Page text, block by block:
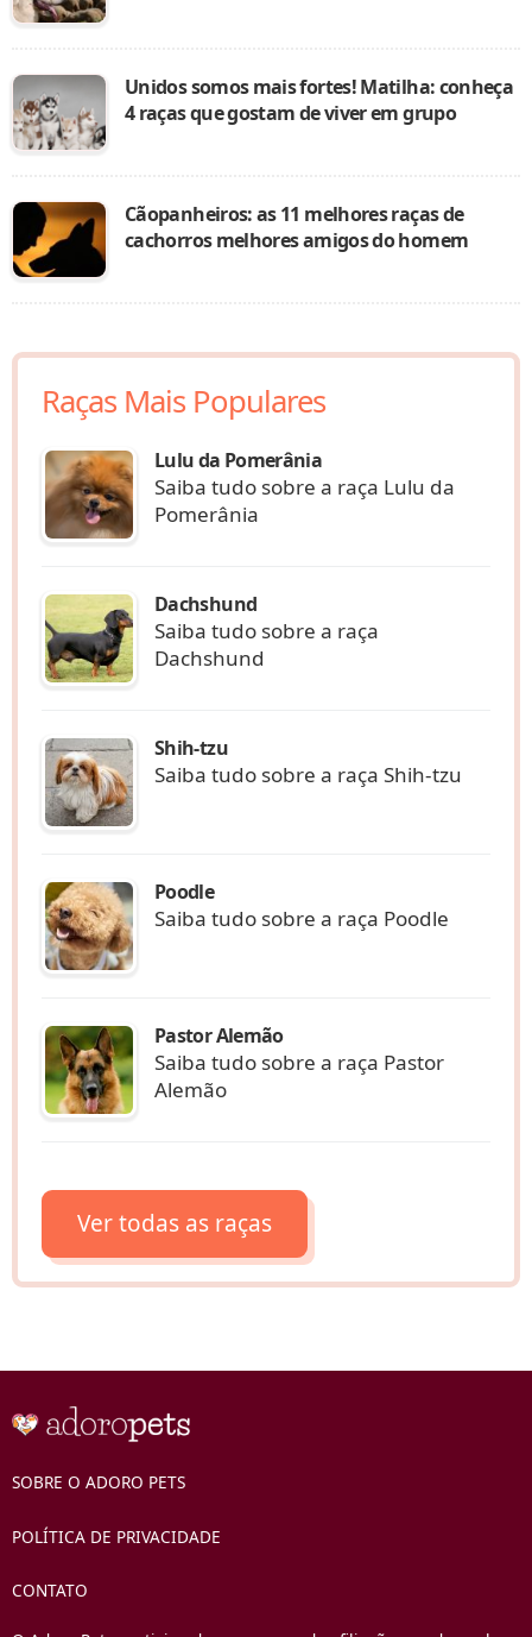
Unidos somos mais fortes! Matilha: conheça
4 raças que gostam de viver em grupo
Cãopanheiros: as 11 melhores raças de
cachorros melhores amigos do homem
Raças Mais Populares
Lulu da Pomerânia
Saiba tudo sobre a raça Lulu da
Pomerânia
Dachshund
Saiba tudo sobre a raça
Dachshund
Shih-tzu
Saiba tudo sobre a raça Shih-tzu
Poodle
Saiba tudo sobre a raça Poodle
Pastor Alemão
Saiba tudo sobre a raça Pastor
Alemão
Ver todas as raças
SOBRE O ADORO PETS
POLÍTICA DE PRIVACIDADE
CONTATO